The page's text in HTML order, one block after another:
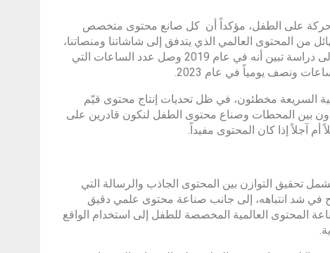
على الطفل، مؤكداً أن كل صانع محتوى متخصص
المحتوى العالمي الذي يتدفق إلى شاشاتنا ومنصاتنا،
لا سيما وأن صناعة الأنيميشن هي صناعة ناشئة في الوطن العربي، وأشار إلى دراسة تبين أنه في عام 2019 وصل عدد الساعات التي
السريعة مخطئون، في ظل تحديات إنتاج محتوى قيّم
بين المحطات وصناع محتوى الطفل لنكون قادرين على
أم آجلاً إذا كان المحتوى مفيداً.
تحقيق التوازن بين المحتوى الجاذب والرسالة التي
في شد انتباهه، إلى جانب صناعة محتوى علمي دقيق
المحتوى العالمية المخصصة للطفل إلى استخدام الواقع